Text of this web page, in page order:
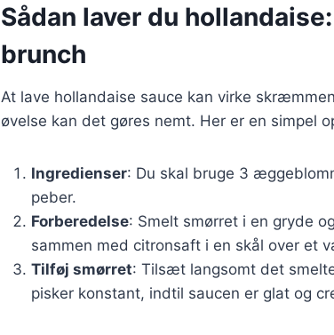
Sådan laver du
brunch
At lave hollandaise sauce kan virke
øvelse kan det gøres nemt. Her er en simpel
Ingredienser: Du skal bruge 3
peber.
Forberedelse: Smelt smørret i en gryde
sammen med citronsaft i en skål over et
Tilføj smørret: Tilsæt langsomt det
pisker konstant, indtil saucen er glat og